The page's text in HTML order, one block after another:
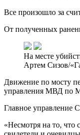
Все произошло за
От полученных
На месте
Артем Сизов/
Движение по мосту
управления МВД по
Главное управление
«Несмотря на то, что